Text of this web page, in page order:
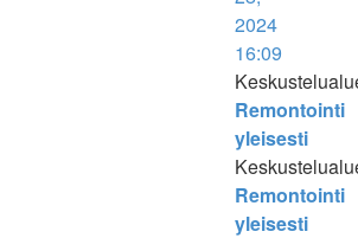
2024
16:09
Remontointi
yleisesti
Remontointi
yleisesti